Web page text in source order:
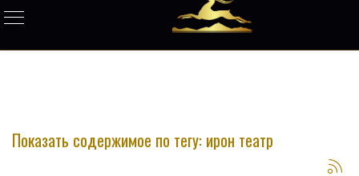
Показать содержимое по тегу: ирон театр